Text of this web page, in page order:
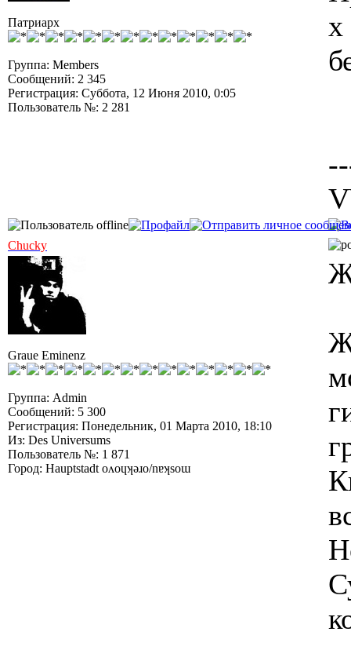
Патриарх
Группа: Members
Сообщений: 2 345
Регистрация: Суббота, 12 Июня 2010, 0:05
Пользователь №: 2 281
х
Chucky
Graue Eminenz
Группа: Admin
Сообщений: 5 300
Регистрация: Понедельник, 01 Марта 2010, 18:10
Из: Des Universums
Пользователь №: 1 871
Город: Hauptstadt oʌoɥʞǝɹo/nɐʞsoɯ